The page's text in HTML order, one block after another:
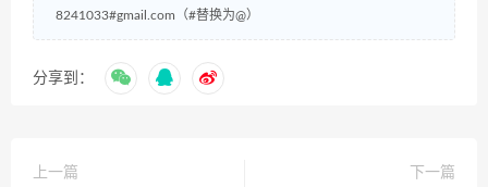
8241033#gmail.com（#替换为@）
分享到：
上一篇
下一篇